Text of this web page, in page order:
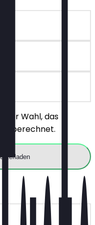
Wahl, das
berechnet.